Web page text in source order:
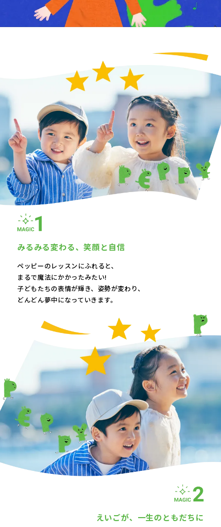
みるみる変わる、笑顔と自信
ペッピーのレッスンにふれると、
まるで魔法にかかったみたい!
子どもたちの表情が輝き、 姿勢が変わり、
どんどん夢中になっていきます。
えいごが、 一生のともだちに